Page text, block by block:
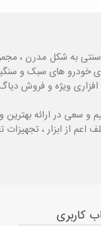
به شکل مدرن ،
خودرو های سبک و
افزاری ویژه و
و سعی در ارائه
کاربری